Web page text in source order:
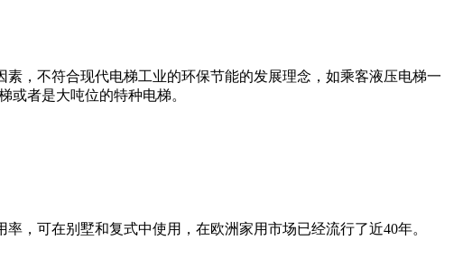
，不符合现代电梯工业的环保节能的发展理念，如乘客液压电梯一
或者是大吨位的特种电梯。
，可在别墅和复式中使用，在欧洲家用市场已经流行了近40年。